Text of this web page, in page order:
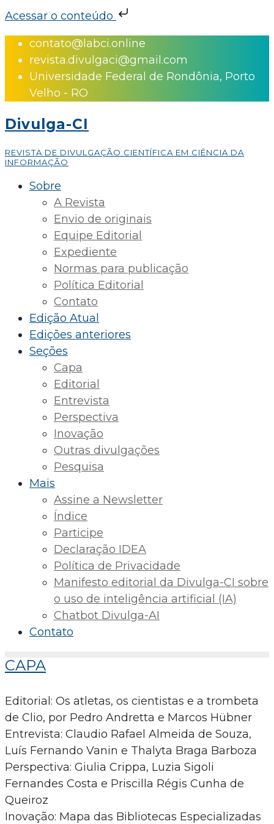
Acessar o conteúdo
Skip
content
contato@labci.online
revista.divulgaci@gmail.com
Universidade Federal de Rondônia, Porto
Velho - RO
Divulga-CI
REVISTA DE DIVULGAÇÃO CIENTÍFICA EM CIÊNCIA DA
INFORMAÇÃO
Sobre
A Revista
Envio de originais
Equipe Editorial
Expediente
Normas para publicação
Política Editorial
Contato
Edição Atual
Edições anteriores
Seções
Capa
Editorial
Entrevista
Perspectiva
Inovação
Outras divulgações
Pesquisa
Mais
Assine a Newsletter
Índice
Participe
Declaração IDEA
Política de Privacidade
Manifesto editorial da Divulga-CI sobre
o uso de inteligência artificial (IA)
Chatbot Divulga-AI
Contato
CAPA
Editorial: Os atletas, os cientistas e a trombeta
de Clio, por Pedro Andretta e Marcos Hübner
Entrevista: Claudio Rafael Almeida de Souza,
Luís Fernando Vanin e Thalyta Braga Barboza
Perspectiva: Giulia Crippa, Luzia Sigoli
Fernandes Costa e Priscilla Régis Cunha de
Queiroz
Inovação: Mapa das Bibliotecas Especializadas